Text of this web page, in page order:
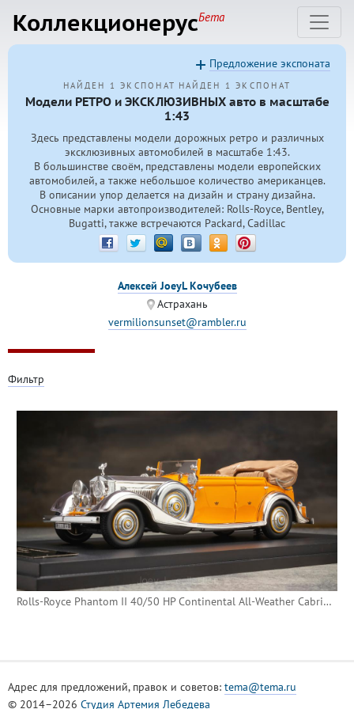
КоллекционерусБета
НАЙДЕН 1 ЭКСПОНАТ НАЙДЕН 1 ЭКСПОНАТ
Модели РЕТРО и ЭКСКЛЮЗИВНЫХ авто в масштабе
1:43
Здесь представлены модели дорожных ретро и различных
эксклюзивных автомобилей в масштабе 1:43.
В большинстве своём, представлены модели европейских
автомобилей, а также небольшое количество американцев.
В описании упор делается на дизайн и страну дизайна.
Основные марки автопроизводителей: Rolls-Royce, Bentley,
Bugatti, также встречаются Packard, Cadillac
Предложение экспоната
Алексей JoeyL Кочубеев
Астрахань
vermilionsunset@rambler.ru
Rolls-Royce Phantom II 40/50 HP Continental All-Weather Cabriolet "Star Of India"
Фильтр
Адрес для предложений, правок и советов: tema@tema.ru
© 2014–2026 Студия Артемия Лебедева